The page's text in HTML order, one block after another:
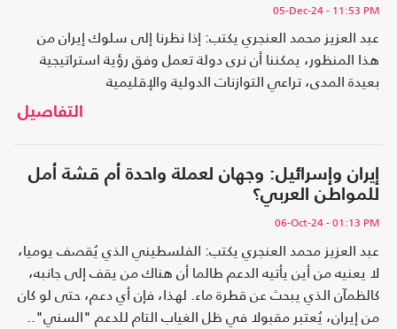
05-Dec-24- 11:53 PM
عبد العزيز محمد العنجري يكتب: إذا نظرنا إلى سلوك إيران من
هذا المنظور، يمكننا أن نرى دولة تعمل وفق رؤية استراتيجية
بعيدة المدى، تراعي التوازنات الدولية والإقليمية
التفاصيل
إيران وإسرائيل: وجهان لعملة واحدة أم قشة أمل
للمواطن العربي؟
06-Oct-24- 01:13 PM
عبد العزيز محمد العنجري يكتب: الفلسطيني الذي يُقصف يوميا،
لا يعنيه من أين يأتيه الدعم طالما أن هناك من يقف إلى جانبه،
كالظمآن الذي يبحث عن قطرة ماء. لهذا، فإن أي دعم، حتى لو كان
من إيران، يُعتبر مقبولا في ظل الغياب التام للدعم "السني"..